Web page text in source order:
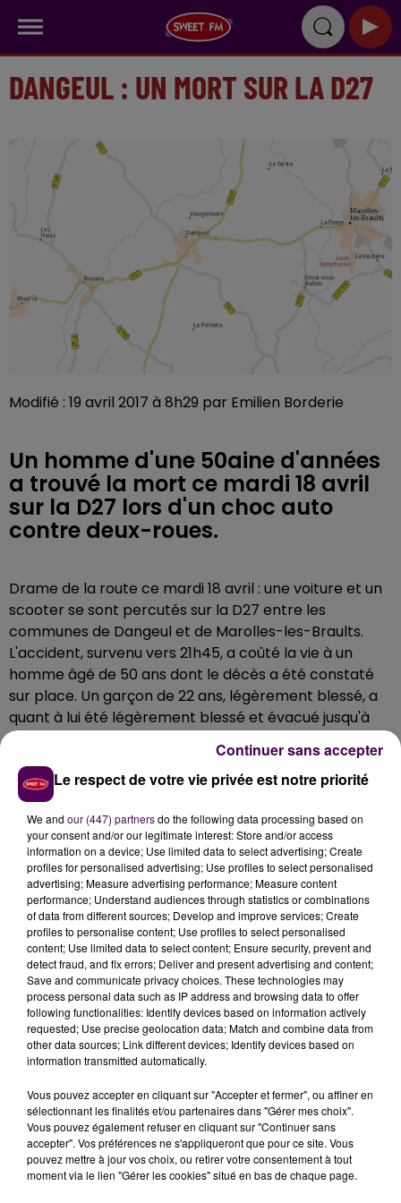
DANGEUL : UN MORT SUR LA D27
Modifié : 19 avril 2017 à 8h29 par Emilien Borderie
Un homme d'une 50aine d'années
a trouvé la mort ce mardi 18 avril
sur la D27 lors d'un choc auto
contre deux-roues.
Drame de la route ce mardi 18 avril : une voiture et un
scooter se sont percutés sur la D27 entre les
communes de Dangeul et de Marolles-les-Braults.
L'accident, survenu vers 21h45, a coûté la vie à un
homme âgé de 50 ans dont le décès a été constaté
sur place. Un garçon de 22 ans, légèrement blessé, a
quant à lui été légèrement blessé et évacué jusqu'à
l'hôpital d'Alençon. Les centres de secours de
Marolles-les-Braults et de Ballon ont été mobilisés.
À LA UNE
7 août 2026
Gagnez vos pass pour le V and B Fest' 2026 !
11 juillet 2026
Inscrivez-vous au casting The Voice & The Voice
Kids !
Le respect de votre vie privée est notre priorité
We and our (447) partnersdo the following data processing based on
your consent and/or our legitimate interest: Store and/or access
information on a device; Use limited data to select advertising; Create
profiles for personalised advertising; Use profiles to select personalised
advertising; Measure advertising performance; Measure content
performance; Understand audiences through statistics or combinations
of data from different sources; Develop and improve services; Create
profiles to personalise content; Use profiles to select personalised
content; Use limited data to select content; Ensure security, prevent and
detect fraud, and fix errors; Deliver and present advertising and content;
Save and communicate privacy choices. These technologies may
process personal data such as IP address and browsing data to offer
following functionalities: Identify devices based on information actively
requested; Use precise geolocation data; Match and combine data from
other data sources; Link different devices; Identify devices based on
information transmitted automatically.
Vous pouvez accepter en cliquant sur "Accepter et fermer", ou affiner en
sélectionnant les finalités et/ou partenaires dans "Gérer mes choix".
Vous pouvez également refuser en cliquant sur "Continuer sans
accepter". Vos préférences ne s'appliqueront que pour ce site. Vous
pouvez mettre à jour vos choix, ou retirer votre consentement à tout
moment via le lien "Gérer les cookies" situé en bas de chaque page.
Continuer sans accepter